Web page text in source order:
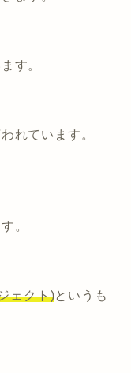
す。
れています。
。
ェクト)というも